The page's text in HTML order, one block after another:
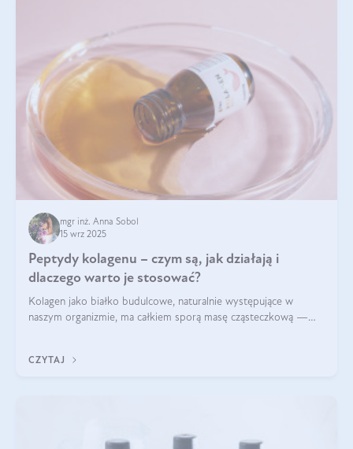
mgr inż. Anna Sobol
15 wrz 2025
Peptydy kolagenu – czym są, jak działają i
dlaczego warto je stosować?
Kolagen jako białko budulcowe, naturalnie występujące w
naszym organizmie, ma całkiem sporą masę cząsteczkową —
bardziej biodostępny
CZYTAJ